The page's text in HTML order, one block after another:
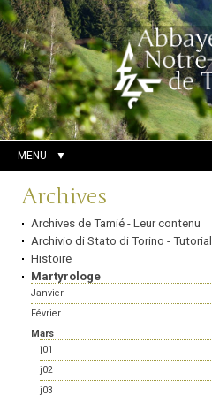
Aller
au
contenu.
|
Aller
à
la
navigation
Outils
personnels
Chercher par
Recherche
avancée…
MENU
Navigation
Archives
Archives de Tamié - Leur contenu
Archivio di Stato di Torino - Tutorial
Histoire
Martyrologe
Janvier
Février
Mars
j01
j02
j03